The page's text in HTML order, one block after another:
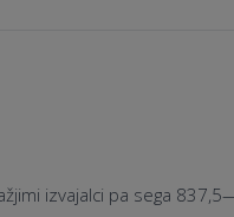
izvajalci pa sega